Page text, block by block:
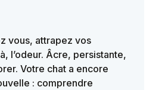
vous, attrapez vos
l’odeur. Âcre, persistante,
Votre chat a encore
: comprendre